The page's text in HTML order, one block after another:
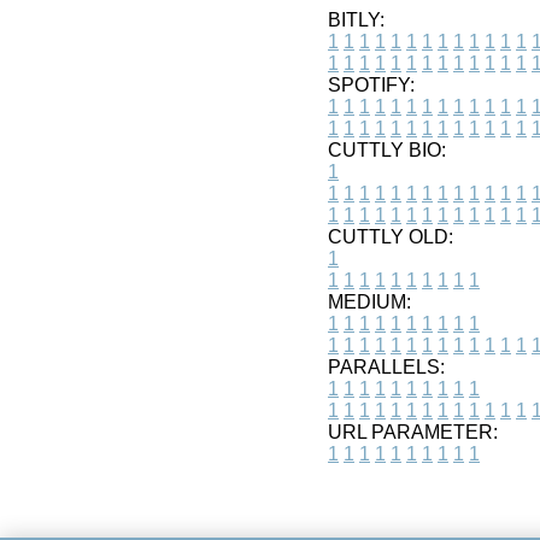
BITLY:
1 1 1 1 1 1 1 1 1 1 1 1 1 1
1 1 1 1 1 1 1 1 1 1 1 1 1 1
SPOTIFY:
1 1 1 1 1 1 1 1 1 1 1 1 1 1
1 1 1 1 1 1 1 1 1 1 1 1 1 1
CUTTLY BIO:
1
1 1 1 1 1 1 1 1 1 1 1 1 1 1
1 1 1 1 1 1 1 1 1 1 1 1 1 1
CUTTLY OLD:
1
1 1 1 1 1 1 1 1 1 1
MEDIUM:
1 1 1 1 1 1 1 1 1 1
1 1 1 1 1 1 1 1 1 1 1 1 1 1
PARALLELS:
1 1 1 1 1 1 1 1 1 1
1 1 1 1 1 1 1 1 1 1 1 1 1 1
URL PARAMETER:
1 1 1 1 1 1 1 1 1 1